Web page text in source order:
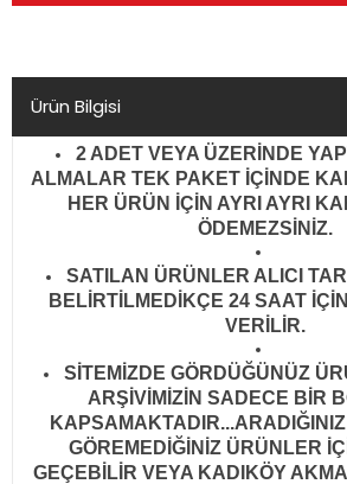
Ürün Bilgisi
2 ADET VEYA ÜZERİNDE
ALMALAR TEK PAKET İÇİNDE
HER ÜRÜN İÇİN AYRI AYRI
ÖDEMEZSİNİZ.
SATILAN ÜRÜNLER ALICI
BELİRTİLMEDİKÇE 24 SAAT
VERİLİR.
SİTEMİZDE GÖRDÜĞÜNÜZ
ARŞİVİMİZİN SADECE BİR
GÖREMEDİĞİNİZ ÜRÜNLER
GEÇEBİLİR VEYA KADIKÖY